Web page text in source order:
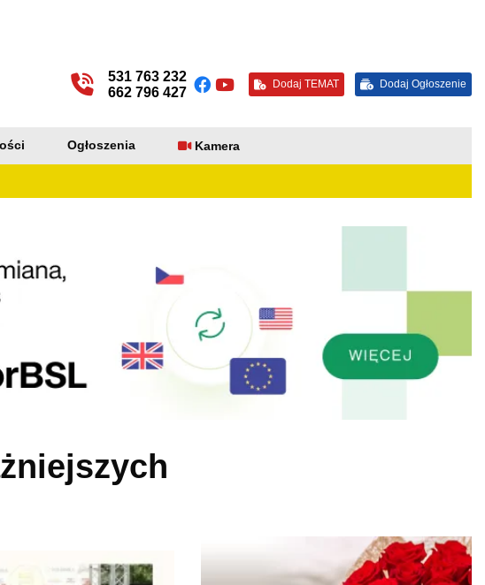
531 763 232
662 796 427
Dodaj TEMAT Dodaj Ogłoszenie
Ogłoszenia Kamera